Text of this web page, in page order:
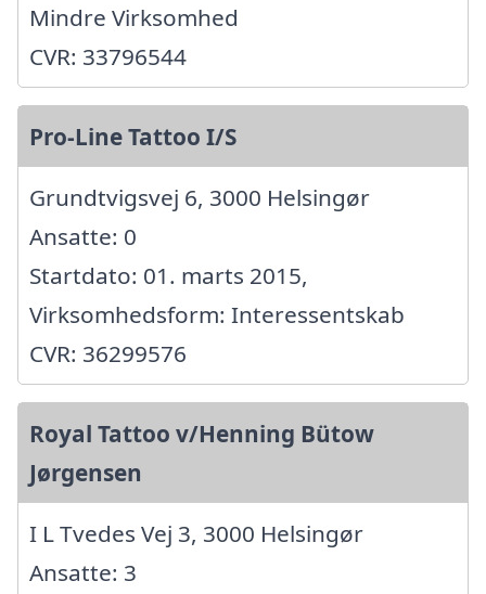
Mindre Virksomhed
CVR: 33796544
Pro-Line Tattoo I/S
Grundtvigsvej 6, 3000 Helsingør
Ansatte: 0
Startdato: 01. marts 2015,
Virksomhedsform: Interessentskab
CVR: 36299576
Royal Tattoo v/Henning Bütow
Jørgensen
I L Tvedes Vej 3, 3000 Helsingør
Ansatte: 3